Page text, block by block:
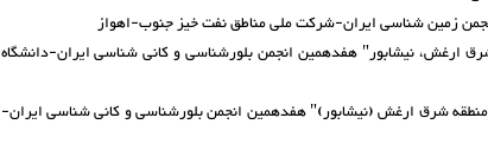
ارغش، نیشابور" هفدهمین انجمن بلورشناسی و کانی شناسی ایران-دانشگاه
شرق ارغش (نیشابور)" هفدهمین انجمن بلورشناسی و کانی شناسی ایران-